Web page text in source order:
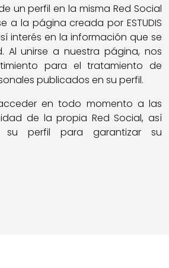
un perfil en la misma Red Social
a la página creada por ESTUDIS
interés en la información que se
Al unirse a nuestra página, nos
para el tratamiento de
publicados en su perfil.
en todo momento a las
de la propia Red Social, así
su perfil para garantizar su